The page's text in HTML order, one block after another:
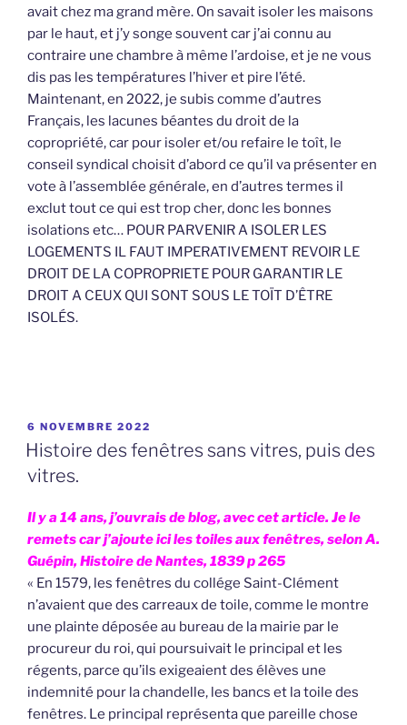
avait chez ma grand mère. On savait isoler les maisons
par le haut, et j’y songe souvent car j’ai connu au
contraire une chambre à même l’ardoise, et je ne vous
dis pas les températures l’hiver et pire l’été.
Maintenant, en 2022, je subis comme d’autres
Français, les lacunes béantes du droit de la
copropriété, car pour isoler et/ou refaire le toît, le
conseil syndical choisit d’abord ce qu’il va présenter en
vote à l’assemblée générale, en d’autres termes il
exclut tout ce qui est trop cher, donc les bonnes
isolations etc… POUR PARVENIR A ISOLER LES
LOGEMENTS IL FAUT IMPERATIVEMENT REVOIR LE
DROIT DE LA COPROPRIETE POUR GARANTIR LE
DROIT A CEUX QUI SONT SOUS LE TOÏT D’ÊTRE
ISOLÉS.
PUBLIÉ
LE
6 NOVEMBRE 2022
Histoire des fenêtres sans vitres, puis des
vitres.
Il y a 14 ans, j’ouvrais de blog, avec cet article. Je le
remets car j’ajoute ici les toiles aux fenêtres, selon A.
Guépin, Histoire de Nantes, 1839 p 265
« En 1579, les fenêtres du collége Saint-Clément
n’avaient que des carreaux de toile, comme le montre
une plainte déposée au bureau de la mairie par le
procureur du roi, qui poursuivait le principal et les
régents, parce qu’ils exigeaient des élèves une
indemnité pour la chandelle, les bancs et la toile des
fenêtres. Le principal représenta que pareille chose